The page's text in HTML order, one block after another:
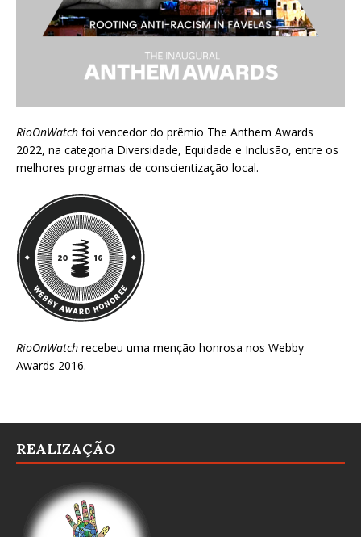
RioOnWatch foi vencedor do prêmio The Anthem Awards
2022, na categoria Diversidade, Equidade e Inclusão, entre os
melhores programas de conscientização local.
RioOnWatch recebeu uma menção honrosa nos Webby
Awards 2016.
REALIZAÇÃO